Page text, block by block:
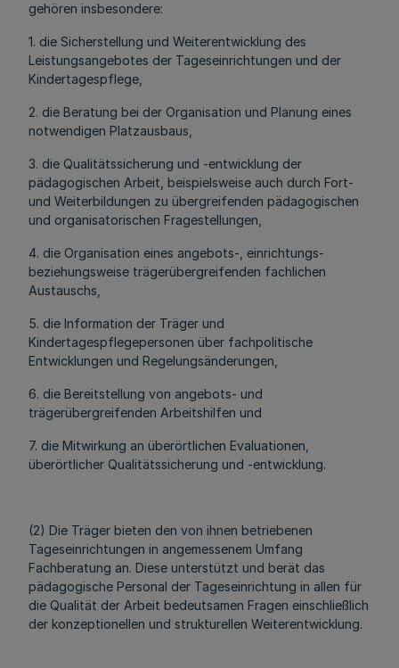
gehören insbesondere:
1. die Sicherstellung und Weiterentwicklung des
Leistungsangebotes der Tageseinrichtungen und der
Kindertagespflege,
2. die Beratung bei der Organisation und Planung eines
notwendigen Platzausbaus,
3. die Qualitätssicherung und -entwicklung der
pädagogischen Arbeit, beispielsweise auch durch Fort-
und Weiterbildungen zu übergreifenden pädagogischen
und organisatorischen Fragestellungen,
4. die Organisation eines angebots-, einrichtungs-
beziehungsweise trägerübergreifenden fachlichen
Austauschs,
5. die Information der Träger und
Kindertagespflegepersonen über fachpolitische
Entwicklungen und Regelungsänderungen,
6. die Bereitstellung von angebots- und
trägerübergreifenden Arbeitshilfen und
7. die Mitwirkung an überörtlichen Evaluationen,
überörtlicher Qualitätssicherung und -entwicklung.
(2) Die Träger bieten den von ihnen betriebenen
Tageseinrichtungen in angemessenem Umfang
Fachberatung an. Diese unterstützt und berät das
pädagogische Personal der Tageseinrichtung in allen für
die Qualität der Arbeit bedeutsamen Fragen einschließlich
der konzeptionellen und strukturellen Weiterentwicklung.